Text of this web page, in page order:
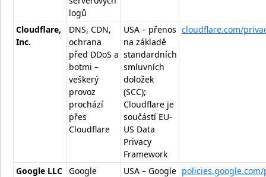
logů
Cloudflare,
Inc.
DNS, CDN,
ochrana
před DDoS a
botmi –
veškerý
provoz
prochází
přes
Cloudflare
USA – přenos
na základě
standardních
smluvních
doložek
(SCC);
Cloudflare je
součástí EU-
US Data
Privacy
Framework
cloudflare.com/
Google LLC
Google
USA – Google policies.google.com/